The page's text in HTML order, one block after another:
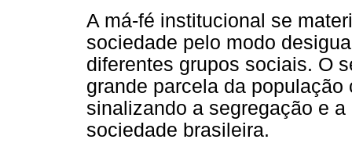
A má-fé institucional se
sociedade pelo modo
diferentes grupos sociais. O
grande parcela da
sinalizando a segregação e
sociedade brasileira.